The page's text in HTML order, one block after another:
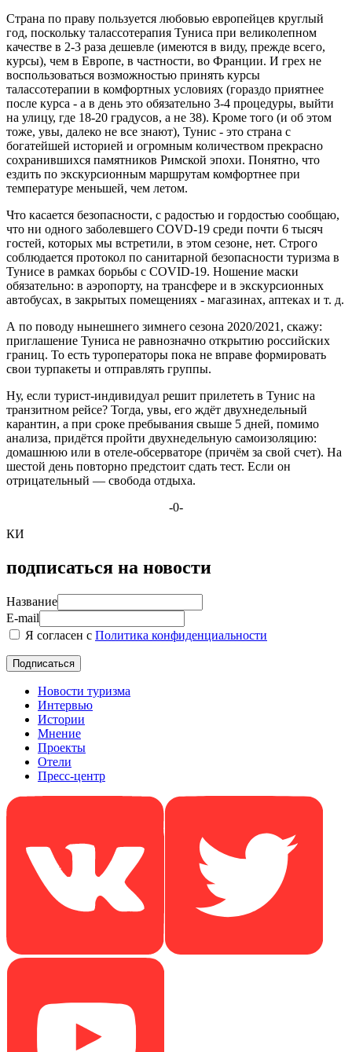
Страна по праву пользуется любовью европейцев круглый
год, поскольку талассотерапия Туниса при великолепном
качестве в 2-3 раза дешевле (имеются в виду, прежде всего,
курсы), чем в Европе, в частности, во Франции. И грех не
воспользоваться возможностью принять курсы
талассотерапии в комфортных условиях (гораздо приятнее
после курса - а в день это обязательно 3-4 процедуры, выйти
на улицу, где 18-20 градусов, а не 38). Кроме того (и об этом
тоже, увы, далеко не все знают), Тунис - это страна с
богатейшей историей и огромным количеством прекрасно
сохранившихся памятников Римской эпохи. Понятно, что
ездить по экскурсионным маршрутам комфортнее при
температуре меньшей, чем летом.
Что касается безопасности, с радостью и гордостью сообщаю,
что ни одного заболевшего COVD-19 среди почти 6 тысяч
гостей, которых мы встретили, в этом сезоне, нет. Строго
соблюдается протокол по санитарной безопасности туризма в
Тунисе в рамках борьбы с COVID-19. Ношение маски
обязательно: в аэропорту, на трансфере и в экскурсионных
автобусах, в закрытых помещениях - магазинах, аптеках и т. д.
А по поводу нынешнего зимнего сезона 2020/2021, скажу:
приглашение Туниса не равнозначно открытию российских
границ. То есть туроператоры пока не вправе формировать
свои турпакеты и отправлять группы.
Ну, если турист-индивидуал решит прилететь в Тунис на
транзитном рейсе? Тогда, увы, его ждёт двухнедельный
карантин, а при сроке пребывания свыше 5 дней, помимо
анализа, придётся пройти двухнедельную самоизоляцию:
домашнюю или в отеле-обсерваторе (причём за свой счет). На
шестой день повторно предстоит сдать тест. Если он
отрицательный — свобода отдыха.
-0-
КИ
подписаться на новости
Название
E-mail
Я согласен с Политика конфиденциальности
Новости туризма
Интервью
Истории
Мнение
Проекты
Отели
Пресс-центр